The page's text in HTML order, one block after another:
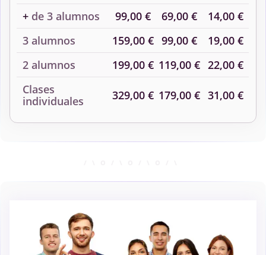
+ de 3 alumnos 99,00 € 69,00 €
14,00 €
3 alumnos
159,00 € 99,00 €
19,00 €
2 alumnos
199,00 € 119,00 € 22,00 €
Clases
individuales
329,00 € 179,00 € 31,00 €